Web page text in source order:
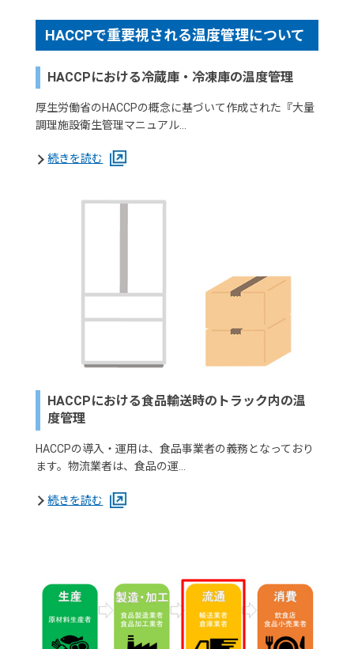
HACCPで重要視される温度管理について
HACCPにおける冷蔵庫・冷凍庫の温度管理
厚生労働省のHACCPの概念に基づいて作成された『大量
調理施設衛生管理マニュアル…
続きを読む
HACCPにおける食品輸送時のトラック内の温
度管理
HACCPの導入・運用は、食品事業者の義務となっており
ます。物流業者は、食品の運…
続きを読む